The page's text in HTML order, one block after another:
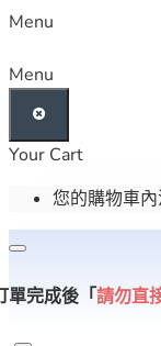
Menu
Menu
Your Cart
您的購物車內
單完成後「請勿直